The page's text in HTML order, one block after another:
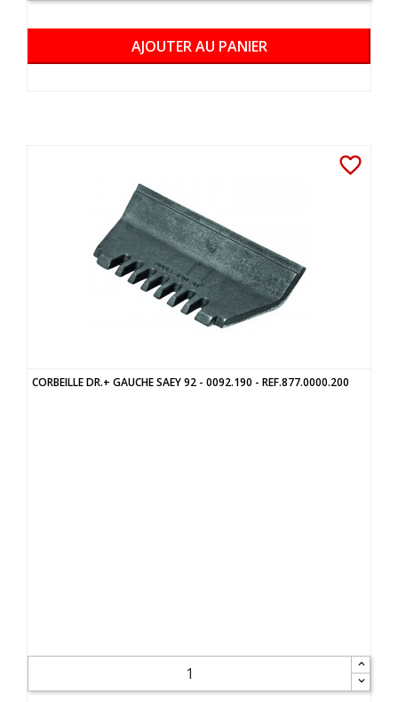
AJOUTER AU PANIER
CORBEILLE DR.+ GAUCHE SAEY 92 - 0092.190 - REF.877.0000.200
favorite_border